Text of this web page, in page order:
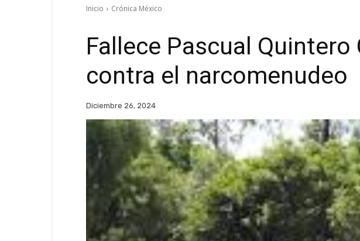
Inicio Crónica México
Fallece Pascual
contra el narcomenudeo
Diciembre 26, 2024